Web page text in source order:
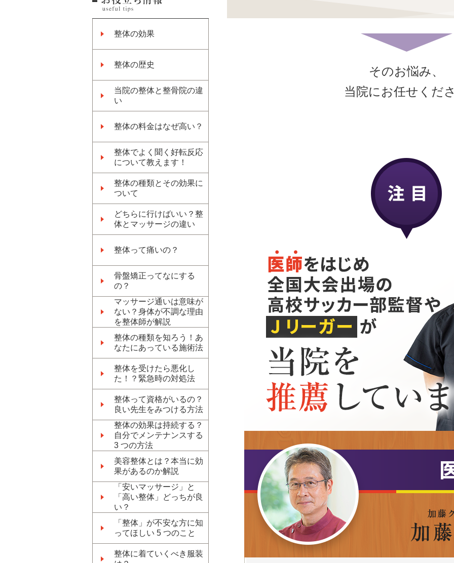
整体の効果
整体の歴史
当院の整体と整骨院の違
い
整体の料金はなぜ高い？
整体でよく聞く好転反応
について教えます！
整体の種類とその効果に
ついて
どちらに行けばいい？整
体とマッサージの違い
整体って痛いの？
骨盤矯正ってなにする
の？
マッサージ通いは意味が
ない？身体が不調な理由
を整体師が解説
整体の種類を知ろう！あ
なたにあっている施術法
整体を受けたら悪化し
た！？緊急時の対処法
整体って資格がいるの？
良い先生をみつける方法
整体の効果は持続する？
自分でメンテナンスする
3 つの方法
美容整体とは？本当に効
果があるのか解説
「安いマッサージ」と
「高い整体」どっちが良
い？
「整体」が不安な方に知
ってほしい 5 つのこと
整体に着ていくべき服装
そのお悩み、
当院にお任せくだ